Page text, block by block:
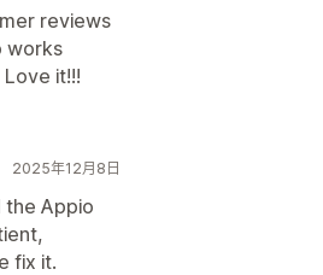
reviews
works
it!!!
2025年12月8日
the Appio
fix it.